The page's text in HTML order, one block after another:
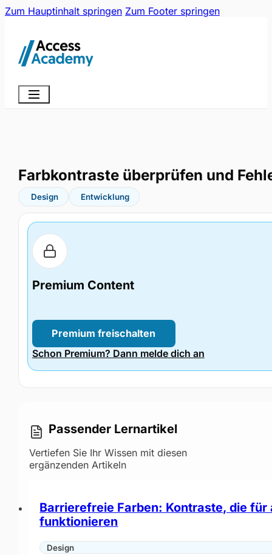
Zum Hauptinhalt springen Zum Footer springen
Farbkontraste überprüfen und
Design Entwicklung
Premium Content
Premium freischalten
Schon Premium? Dann melde dich an
Passender Lernartikel
Vertiefen Sie Ihr Wissen mit diesen
ergänzenden Artikeln
Barrierefreie Farben: Kontraste, die für
funktionieren
Design